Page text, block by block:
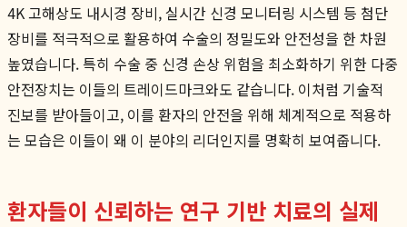
4K 고해상도 내시경 장비, 실시간 신경 모니터링 시스템 등 첨단
장비를 적극적으로 활용하여 수술의 정밀도와 안전성을 한 차원
높였습니다. 특히 수술 중 신경 손상 위험을 최소화하기 위한 다중
안전장치는 이들의 트레이드마크와도 같습니다. 이처럼 기술적
진보를 받아들이고, 이를 환자의 안전을 위해 체계적으로 적용하
는 모습은 이들이 왜 이 분야의 리더인지를 명확히 보여줍니다.
환자들이 신뢰하는 연구 기반 치료의 실제